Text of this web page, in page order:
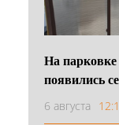
На парковке
появились
6 августа